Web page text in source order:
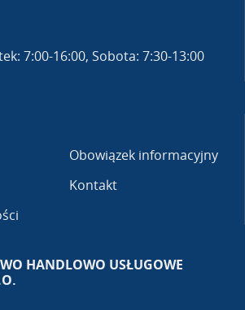
7:00-16:00, Sobota: 7:30-13:00
Obowiązek informacyjny
Kontakt
HANDLOWO USŁUGOWE